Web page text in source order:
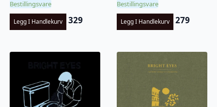
Bestillingsvare
Legg I Handlekurv 329
Bestillingsvare
Legg I Handlekurv 279